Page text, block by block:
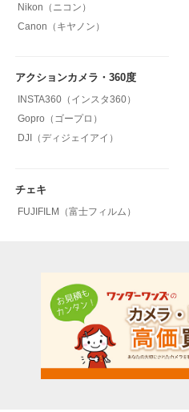
Nikon（ニコン）
Canon（キヤノン）
アクションカメラ・360度
INSTA360（インスタ360）
Gopro（ゴープロ）
DJI（ディジェイアイ）
チェキ
FUJIFILM（富士フィルム）